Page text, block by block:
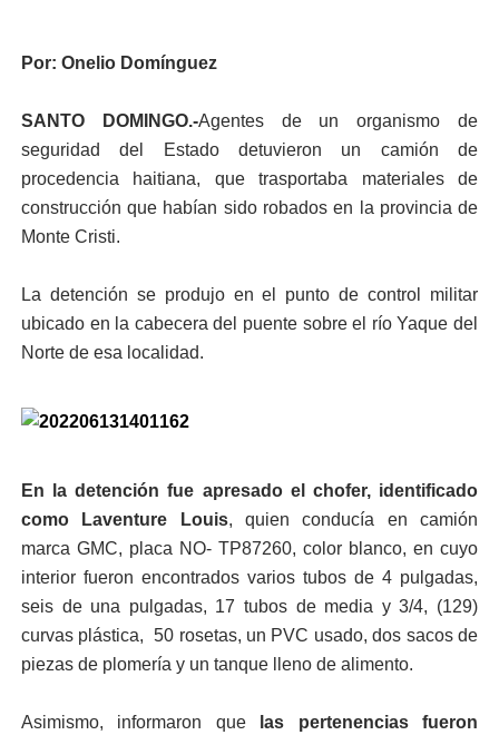
Por: Onelio Domínguez
SANTO DOMINGO.-Agentes de un organismo de
seguridad del Estado detuvieron un camión de
procedencia haitiana, que trasportaba materiales de
construcción que habían sido robados en la provincia de
Monte Cristi.
La detención se produjo en el punto de control militar
ubicado en la cabecera del puente sobre el río Yaque del
Norte de esa localidad.
En la detención fue apresado el chofer, identificado
como Laventure Louis, quien conducía en camión
marca GMC, placa NO- TP87260, color blanco, en cuyo
interior fueron encontrados varios tubos de 4 pulgadas,
seis de una pulgadas, 17 tubos de media y 3/4, (129)
curvas plástica, 50 rosetas, un PVC usado, dos sacos de
piezas de plomería y un tanque lleno de alimento.
Asimismo, informaron que
las pertenencias fueron